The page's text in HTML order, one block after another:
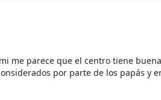
me parece que el centro tiene
por parte de los papás y